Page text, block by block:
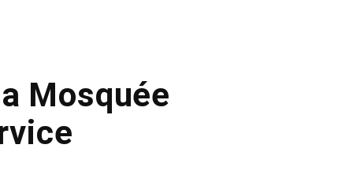
Mosquée